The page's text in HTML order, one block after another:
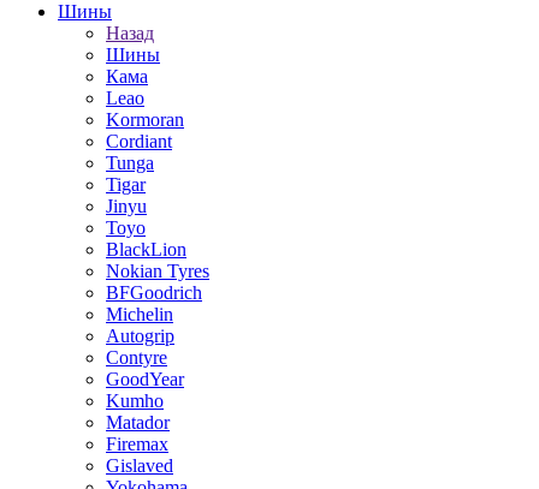
Шины
Назад
Шины
Кама
Leao
Kormoran
Cordiant
Tunga
Tigar
Jinyu
Toyo
BlackLion
Nokian Tyres
BFGoodrich
Michelin
Autogrip
Contyre
GoodYear
Kumho
Matador
Firemax
Gislaved